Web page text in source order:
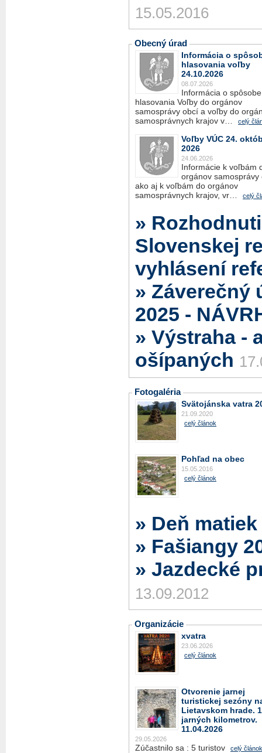
15.05.2016
Obecný úrad
Informácia o
hlasovania voľby
24.10.2026
08.07.2026
Informácia o spôsobe
hlasovania Voľby do orgánov
samosprávy obcí a voľby do
samosprávnych krajov v…
celý
Voľby VÚC 24.
2026
24.06.2026
Informácie k voľbám
orgánov samosprávy
ako aj k voľbám do orgánov
samosprávnych krajov, vr…
celý
»
Slovenskej
vyhlásení
» Záverečný
2025 -
» Výstraha -
ošípaných
Fotogaléria
Svätojánska vatra
21.09.2020
celý článok
Pohľad na obec
15.05.2016
celý článok
» Deň matiek
» Fašiangy
» Jazdecké
13.09.2012
Organizácie
xvatra
23.06.2026
celý článok
Otvorenie jarnej
turistickej sezóny
Lietavskom hrade.
jarných kilometrov.
11.04.2026
29.05.2026
Zúčastnilo sa : 5 turistov celý článok